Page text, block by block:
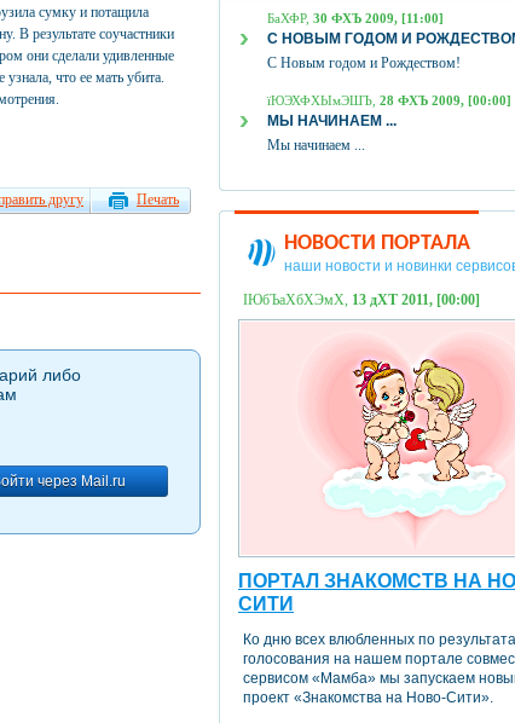
сумку и потащила
В результате соучастники
они сделали удивленные
что ее мать убита.
другу Печать
либо
через Mail.ru
через Mail.ru
БаХФР, 30 ФХЪ 2009, [11:00]
С НОВЫМ ГОДОМ И
С Новым годом и Рождеством!
їЮЭХФХЫмЭШЪ, 28 ФХЪ 2009, [00:00]
МЫ НАЧИНАЕМ ...
Мы начинаем ...
НОВОСТИ ПОРТАЛА
наши новости и новинки
ІЮбЪаХбХЭмХ, 13 дХТ 2011, [00:00]
ПОРТАЛ ЗНАКОМСТВ НА
СИТИ
Ко дню всех влюбленных по
голосования на нашем портале
сервисом «Мамба» мы запускаем
проект «Знакомства на Ново-Сити».